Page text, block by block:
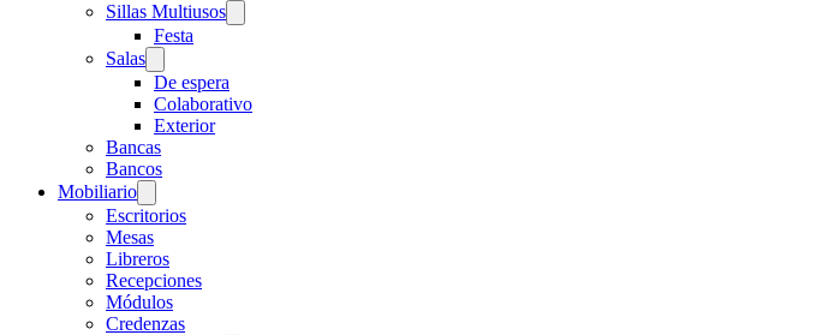
Sillas Multiusos
Festa
Salas
De espera
Colaborativo
Exterior
Bancas
Bancos
Mobiliario
Escritorios
Mesas
Libreros
Recepciones
Módulos
Credenzas